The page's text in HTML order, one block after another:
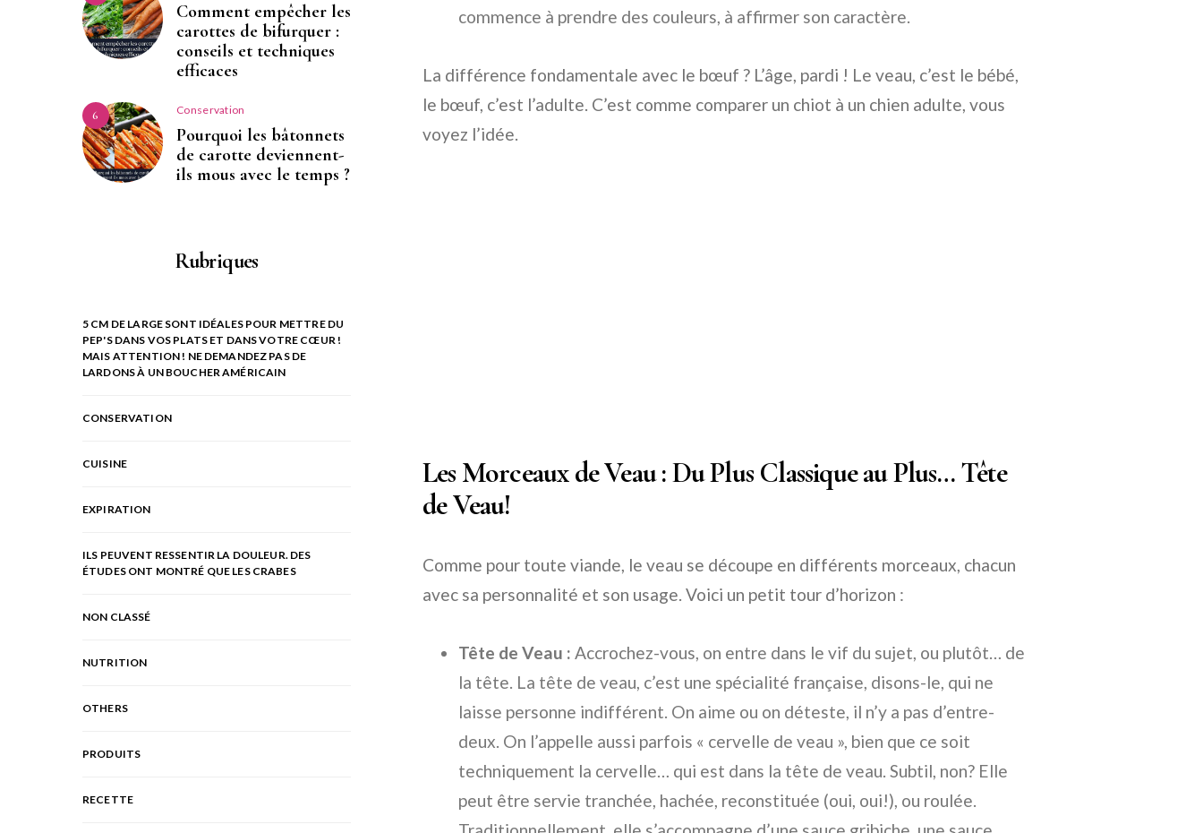
commence à prendre des couleurs, à affirmer son caractère.
La différence fondamentale avec le bœuf ? L’âge, pardi ! Le veau, c’est le bébé,
le bœuf, c’est l’adulte. C’est comme comparer un chiot à un chien adulte, vous
voyez l’idée.
Les Morceaux de Veau : Du Plus Classique au Plus… Tête
de Veau!
Comme pour toute viande, le veau se découpe en différents morceaux, chacun
avec sa personnalité et son usage. Voici un petit tour d’horizon :
Tête de Veau : Accrochez-vous, on entre dans le vif du sujet, ou plutôt… de
la tête. La tête de veau, c’est une spécialité française, disons-le, qui ne
laisse personne indifférent. On aime ou on déteste, il n’y a pas d’entre-
deux. On l’appelle aussi parfois « cervelle de veau », bien que ce soit
techniquement la cervelle… qui est dans la tête de veau. Subtil, non? Elle
peut être servie tranchée, hachée, reconstituée (oui, oui!), ou roulée.
Comment empêcher les
carottes de bifurquer :
conseils et techniques
efficaces
6 Conservation
Pourquoi les bâtonnets
de carotte deviennent-
ils mous avec le temps ?
Rubriques
5 CM DE LARGE SONT IDÉALES POUR METTRE DU
PEP'S DANS VOS PLATS ET DANS VOTRE CŒUR !
MAIS ATTENTION ! NE DEMANDEZ PAS DE
LARDONS À UN BOUCHER AMÉRICAIN
CONSERVATION
CUISINE
EXPIRATION
ILS PEUVENT RESSENTIR LA DOULEUR. DES
ÉTUDES ONT MONTRÉ QUE LES CRABES
NON CLASSÉ
NUTRITION
OTHERS
PRODUITS
RECETTE